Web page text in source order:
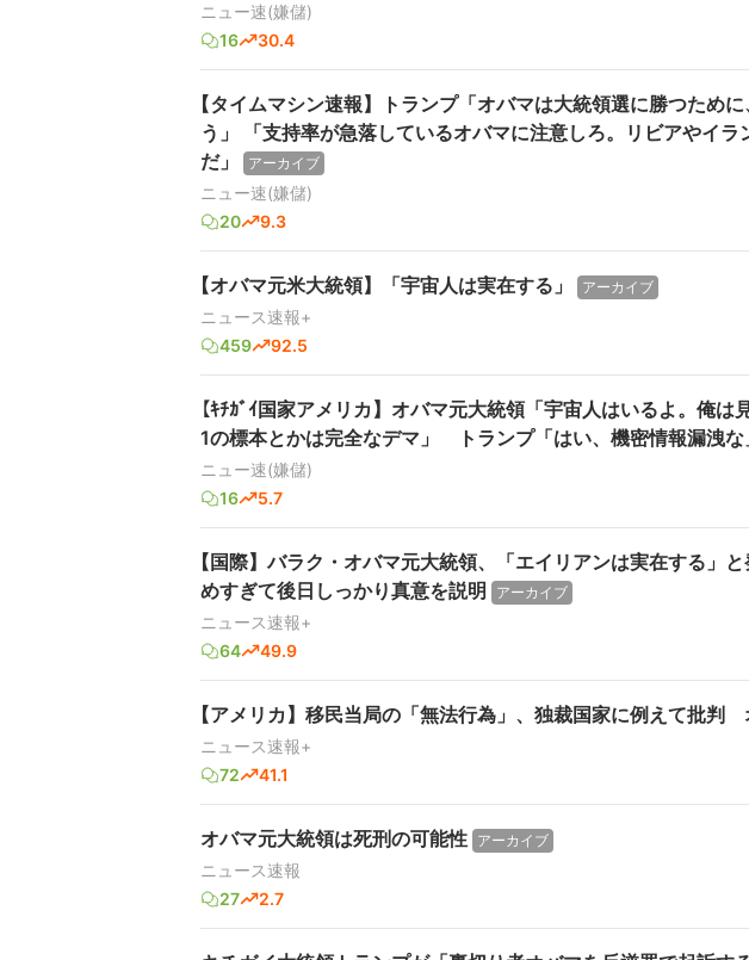
ニュー速(嫌儲)
16
30.4
【タイムマシン速報】トランプ「オバマは大統領選に勝つため
う」 「支持率が急落しているオバマに注意しろ。リビアやイ
だ」
アーカイブ
ニュー速(嫌儲)
20
9.3
【オバマ元米大統領】「宇宙人は実在する」 アーカイブ
ニュース速報+
459
92.5
【ｷﾁｶﾞｲ国家アメリカ】オバマ元大統領「宇宙人はいるよ。俺
1の標本とかは完全なデマ」 トランプ「はい、機密情報漏洩な
ニュー速(嫌儲)
16
5.7
【国際】バラク・オバマ元大統領、「エイリアンは実在する」
めすぎて後日しっかり真意を説明
アーカイブ
ニュース速報+
64
49.9
【アメリカ】移民当局の「無法行為」、独裁国家に例えて批判
ニュース速報+
72
41.1
オバマ元大統領は死刑の可能性 アーカイブ
ニュース速報
27
2.7